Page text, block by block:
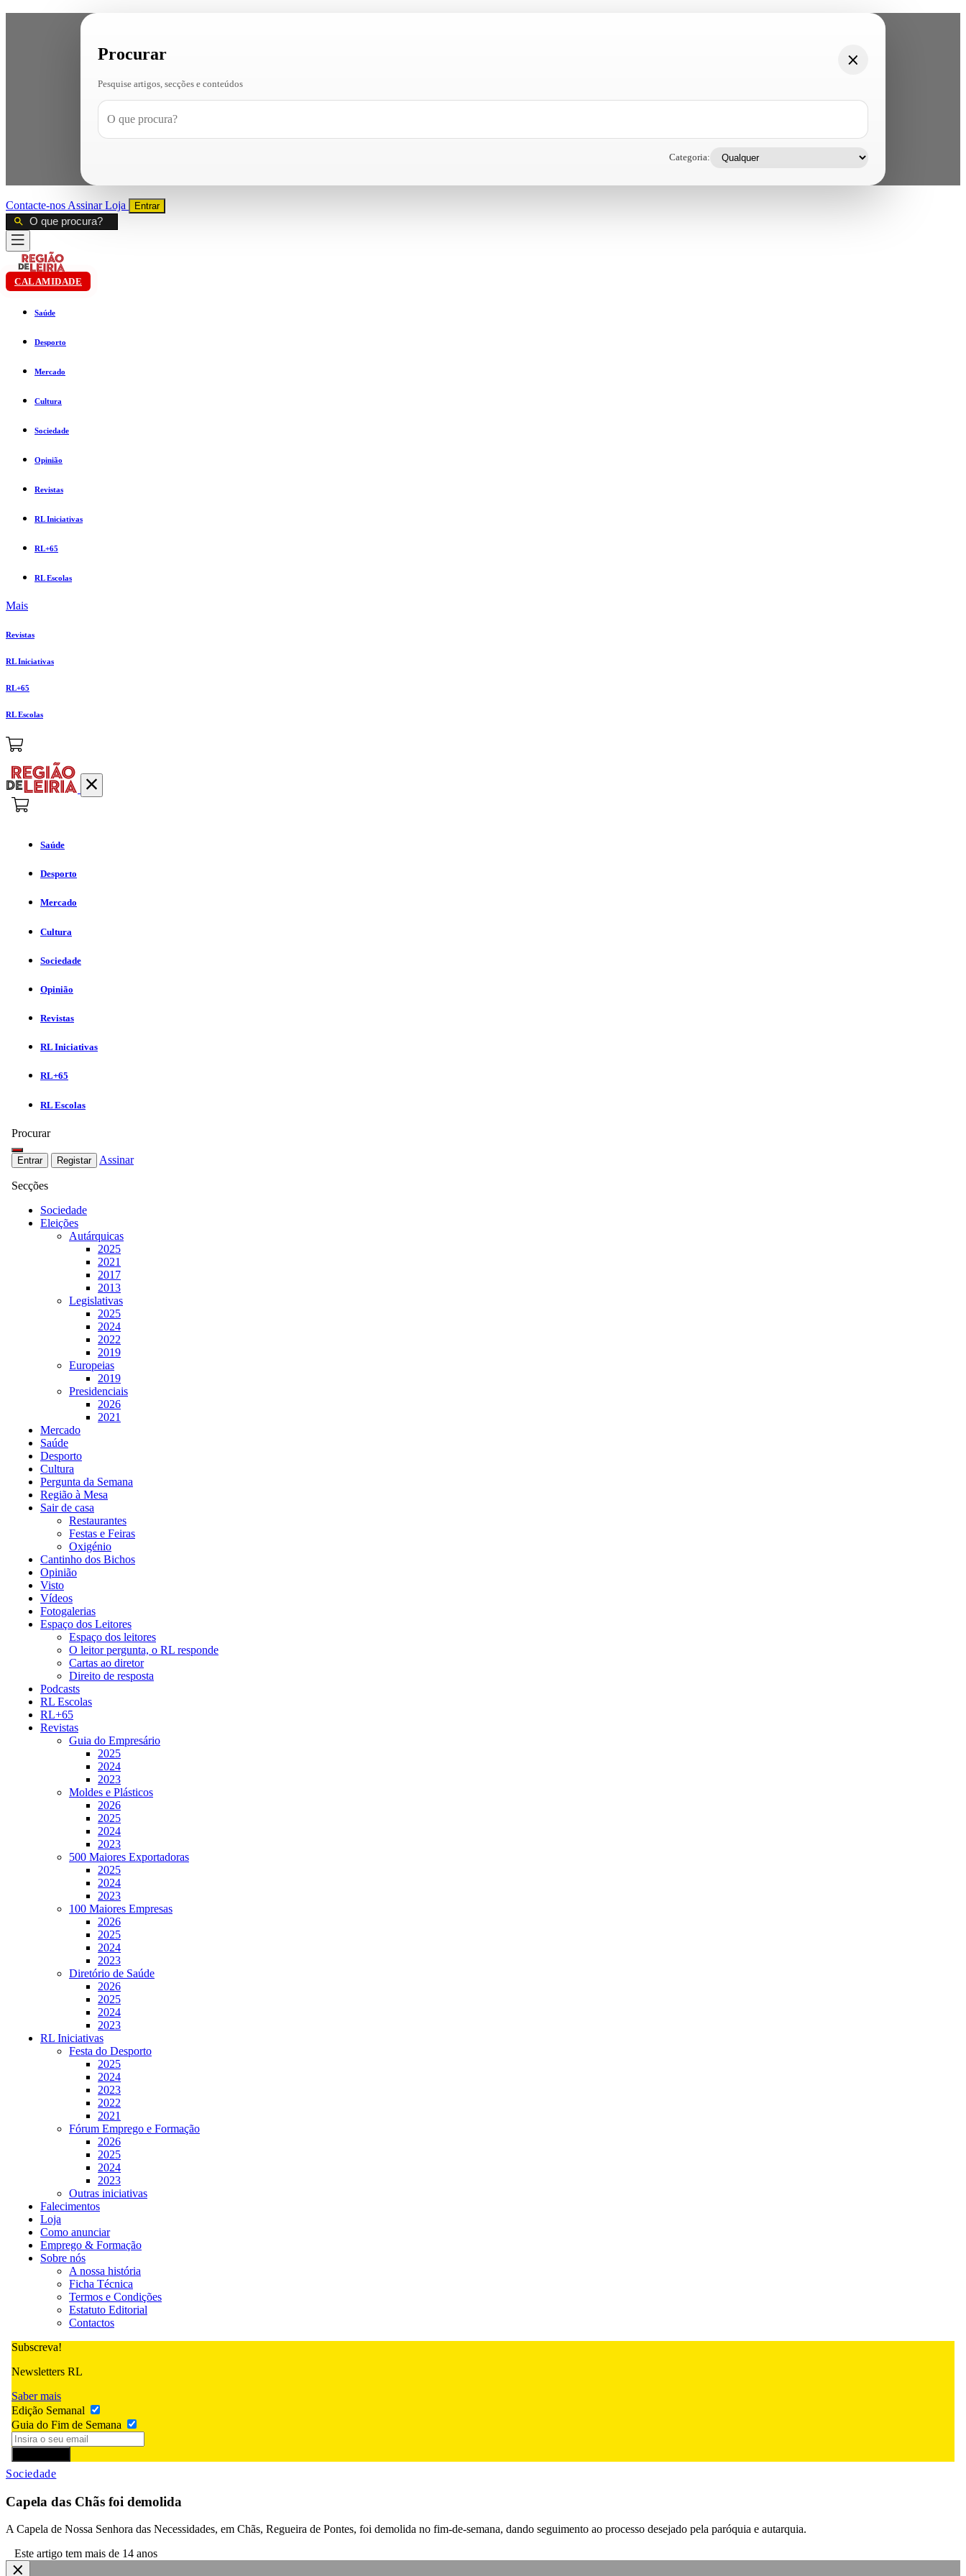
Procurar
Pesquise artigos, secções e conteúdos
Categoria:
Contacte-nos AssinarLoja Entrar
CALAMIDADE
Saúde
Desporto
Mercado
Cultura
Sociedade
Opinião
Revistas
RL Iniciativas
RL+65
RL Escolas
Mais
Revistas
RL Iniciativas
RL+65
RL Escolas
Saúde
Desporto
Mercado
Cultura
Sociedade
Opinião
Revistas
RL Iniciativas
RL+65
RL Escolas
Procurar
Entrar Registar Assinar
Secções
Sociedade
Eleições
Autárquicas
2025
2021
2017
2013
Legislativas
2025
2024
2022
2019
Europeias
2019
Presidenciais
2026
2021
Mercado
Saúde
Desporto
Cultura
Pergunta da Semana
Região à Mesa
Sair de casa
Restaurantes
Festas e Feiras
Oxigénio
Cantinho dos Bichos
Opinião
Visto
Vídeos
Fotogalerias
Espaço dos Leitores
Espaço dos leitores
O leitor pergunta, o RL responde
Cartas ao diretor
Direito de resposta
Podcasts
RL Escolas
RL+65
Revistas
Guia do Empresário
2025
2024
2023
Moldes e Plásticos
2026
2025
2024
2023
500 Maiores Exportadoras
2025
2024
2023
100 Maiores Empresas
2026
2025
2024
2023
Diretório de Saúde
2026
2025
2024
2023
RL Iniciativas
Festa do Desporto
2025
2024
2023
2022
2021
Fórum Emprego e Formação
2026
2025
2024
2023
Outras iniciativas
Falecimentos
Loja
Como anunciar
Emprego & Formação
Sobre nós
A nossa história
Ficha Técnica
Termos e Condições
Estatuto Editorial
Contactos
Subscreva!
Newsletters RL
Saber mais
Edição Semanal
Guia do Fim de Semana
Sociedade
Capela das Chãs foi demolida
A Capela de Nossa Senhora das Necessidades, em Chãs, Regueira de Pontes, foi demolida no fim-de-semana, dando seguimento ao processo desejado pela paróquia e autarquia.
Este artigo tem mais de 14 anos